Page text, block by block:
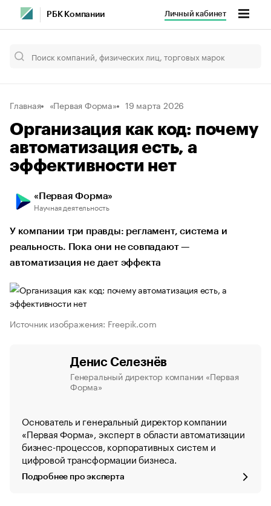
РБК Компании Личный кабинет
Главная «Первая Форма» 19 марта 2026
Организация как код: почему
автоматизация есть, а
эффективности нет
«Первая Форма»
Научная деятельность
У компании три правды: регламент, система и
реальность. Пока они не совпадают —
автоматизация не дает эффекта
Источник изображения: Freepik.com
Денис Селезнёв
Генеральный директор компании «Первая
Форма»
Основатель и генеральный директор компании
«Первая Форма», эксперт в области автоматизации
бизнес-процессов, корпоративных систем и
цифровой трансформации бизнеса.
Подробнее про эксперта